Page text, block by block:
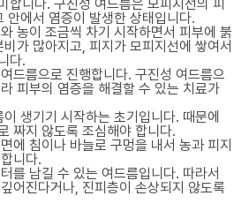
합니다. 구진성 여드름은 모피지선의 피
안에서 염증이 발생한 상태입니다.
농이 조금씩 차기 시작하면서 피부에 붉
가 많아지고, 피지가 모피지선에 쌓여서
다.
드름으로 진행합니다. 구진성 여드름으
피부의 염증을 해결할 수 있는 치료가
생기기 시작하는 초기입니다. 때문에
짜지 않도록 조심해야 합니다.
에 침이나 바늘로 구멍을 내서 농과 피지
니다.
를 남길 수 있는 여드름입니다. 따라서
어진다거나, 진피층이 손상되지 않도록